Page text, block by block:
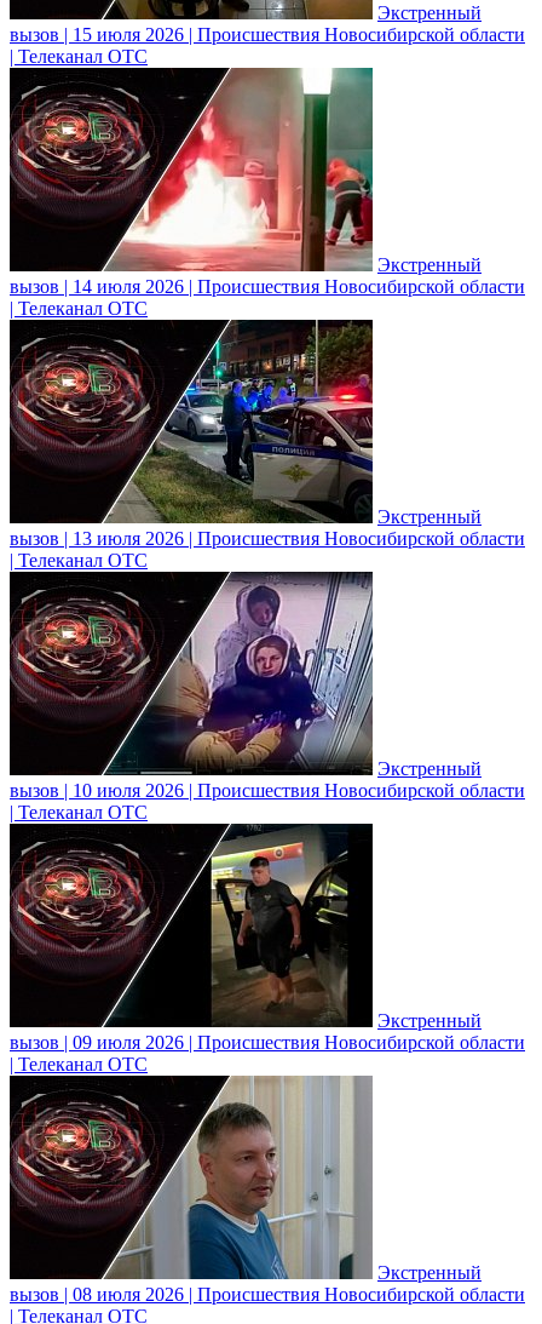
Экстренный
вызов | 15 июля 2026 | Происшествия Новосибирской области
| Телеканал ОТС
Экстренный
вызов | 14 июля 2026 | Происшествия Новосибирской области
| Телеканал ОТС
Экстренный
вызов | 13 июля 2026 | Происшествия Новосибирской области
| Телеканал ОТС
Экстренный
вызов | 10 июля 2026 | Происшествия Новосибирской области
| Телеканал ОТС
Экстренный
вызов | 09 июля 2026 | Происшествия Новосибирской области
| Телеканал ОТС
Экстренный
вызов | 08 июля 2026 | Происшествия Новосибирской области
| Телеканал ОТС